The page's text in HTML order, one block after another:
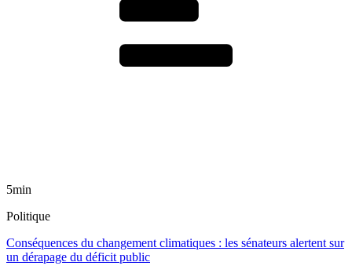
5min
Politique
Conséquences du changement climatiques : les sénateurs alertent sur
un dérapage du déficit public